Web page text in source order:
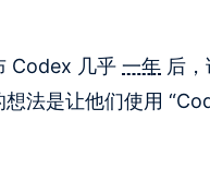
Codex 几乎 一年 后
法是让他们使用